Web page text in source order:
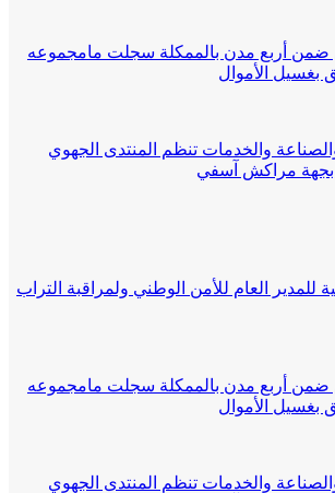
ضمن أربع مدن بالممكلة سجلت مامجموعه
والخدمات تنظم المنتدى الجهوي
بجهة مراكش آسفي
للمدير العام للأمن الوطني ولمراقبة التراب
ضمن أربع مدن بالممكلة سجلت مامجموعه
والخدمات تنظم المنتدى الجهوي